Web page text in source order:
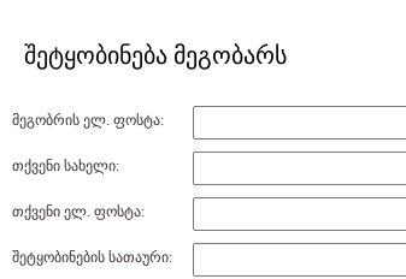
შეტყობინება მეგობარს
მეგობრის ელ. ფოსტა:
თქვენი სახელი:
თქვენი ელ. ფოსტა:
შეტყობინების სათაური: